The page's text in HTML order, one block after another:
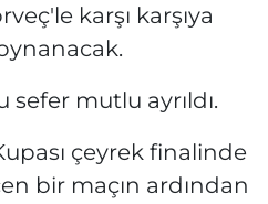
karşı karşıya
mutlu ayrıldı.
çeyrek finalinde
bir maçın ardından